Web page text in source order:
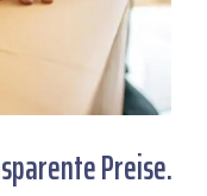
Preise.